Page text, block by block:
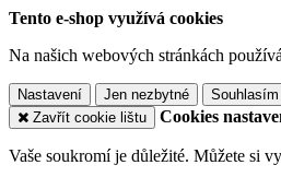
Tento e-shop využívá cookies
Na našich webových stránkách
Nastavení Jen nezbytné
Souhlasím
Zavřít cookie lištu
Cookies
Vaše soukromí je důležité. Můžete si